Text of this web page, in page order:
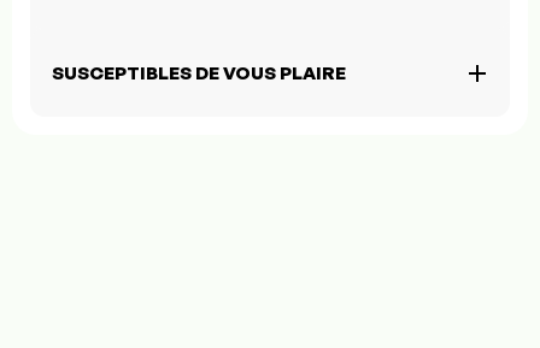
SUSCEPTIBLES DE VOUS PLAIRE